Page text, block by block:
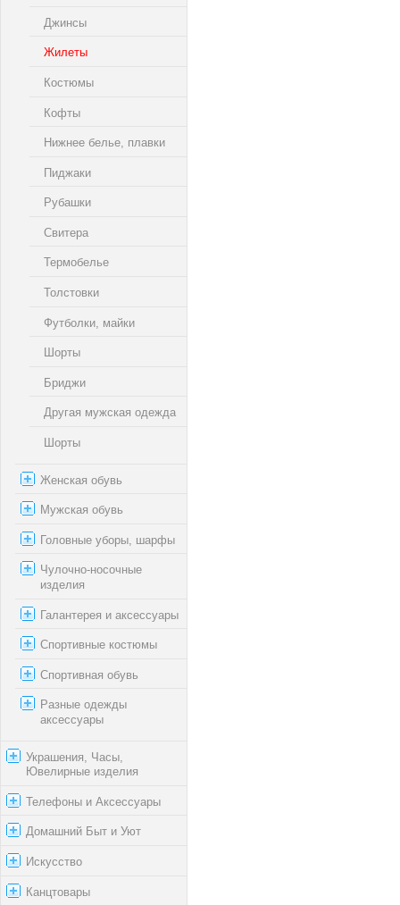
Джинсы
Жилеты
Костюмы
Кофты
Нижнее белье, плавки
Пиджаки
Рубашки
Свитера
Термобелье
Толстовки
Футболки, майки
Шорты
Бриджи
Другая мужская одежда
Шорты
Женская обувь
Мужская обувь
Головные уборы, шарфы
Чулочно-носочные
изделия
Галантерея и аксессуары
Спортивные костюмы
Спортивная обувь
Разные одежды
аксессуары
Украшения, Часы,
Ювелирные изделия
Телефоны и Аксессуары
Домашний Быт и Уют
Искусство
Канцтовары